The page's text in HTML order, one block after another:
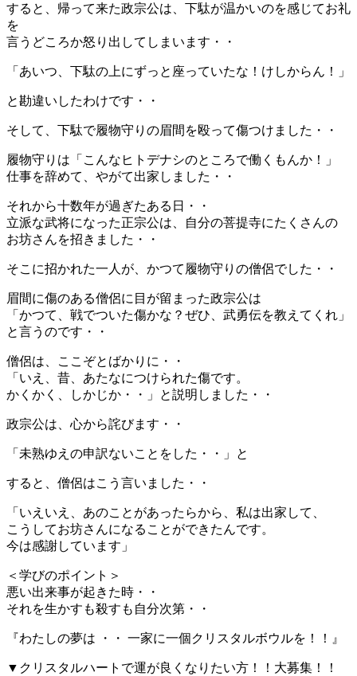
すると、帰って来た政宗公は、下駄が温かいのを感じてお礼
を
言うどころか怒り出してしまいます・・
「あいつ、下駄の上にずっと座っていたな！けしからん！」
と勘違いしたわけです・・
そして、下駄で履物守りの眉間を殴って傷つけました・・
履物守りは「こんなヒトデナシのところで働くもんか！」
仕事を辞めて、やがて出家しました・・
それから十数年が過ぎたある日・・
立派な武将になった正宗公は、自分の菩提寺にたくさんの
お坊さんを招きました・・
そこに招かれた一人が、かつて履物守りの僧侶でした・・
眉間に傷のある僧侶に目が留まった政宗公は
「かつて、戦でついた傷かな？ぜひ、武勇伝を教えてくれ」
と言うのです・・
僧侶は、ここぞとばかりに・・
「いえ、昔、あたなにつけられた傷です。
かくかく、しかじか・・」と説明しました・・
政宗公は、心から詫びます・・
「未熟ゆえの申訳ないことをした・・」と
すると、僧侶はこう言いました・・
「いえいえ、あのことがあったらから、私は出家して、
こうしてお坊さんになることができたんです。
今は感謝しています」
＜学びのポイント＞
悪い出来事が起きた時・・
それを生かすも殺すも自分次第・・
『わたしの夢は ・・ 一家に一個クリスタルボウルを！！』
▼クリスタルハートで運が良くなりたい方！！大募集！！